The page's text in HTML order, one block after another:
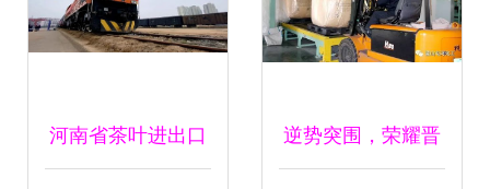
河南省茶叶进出口 逆势突围，荣耀晋